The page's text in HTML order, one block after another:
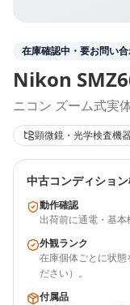
在庫確認中・要お問い
Nikon
ニコン ズーム式実
顕微鏡・光学検査機
中古コンディショ
動作確認
出荷前に通電・基本
外観ランク
在庫個体ごとに状態
ださい）。
付属品